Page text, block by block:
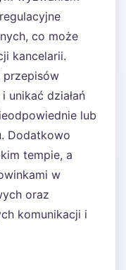
co może
kancelarii.
przepisów
działań
lub
Dodatkowo
tempie, a
w
oraz
komunikacji i